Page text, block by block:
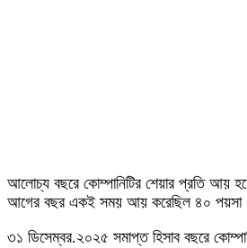
আলোচ্য বছরে কোম্পানিটির শেয়ার প্রতি আয়
আগের বছর একই সময় আয় করেছিল ৪০
৩১ ডিসেম্বর.২০২৫ সমাপ্ত হিসাব বছরে